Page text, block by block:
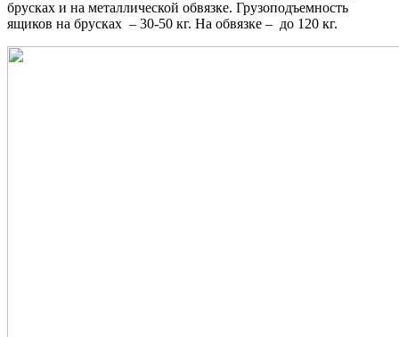
брусках и на металлической обвязке. Грузоподъемность
ящиков на брусках – 30-50 кг. На обвязке – до 120 кг.